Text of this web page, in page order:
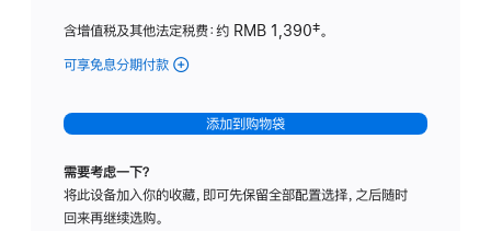
含增值税及其他法定税费：约 RMB 1,390脚
‡。
可享免息分期付款 (Studio
-
标
璃
添加到购物袋
需要考虑一下？
将此设备加入你的收藏，即可先保留全部配置选择，之后随时
回来再继续选购。